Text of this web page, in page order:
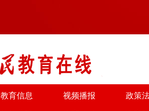
教育信息 视频播报 政策